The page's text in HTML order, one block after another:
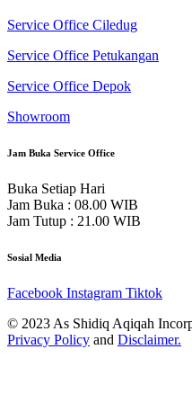
Service Office Ciledug
Service Office Petukangan
Service Office Depok
Showroom
Jam Buka Service Office
Buka Setiap Hari
Jam Buka : 08.00 WIB
Jam Tutup : 21.00 WIB
Sosial Media
Facebook Instagram Tiktok
© 2023 As Shidiq Aqiqah
Privacy Policy and Disclaimer.